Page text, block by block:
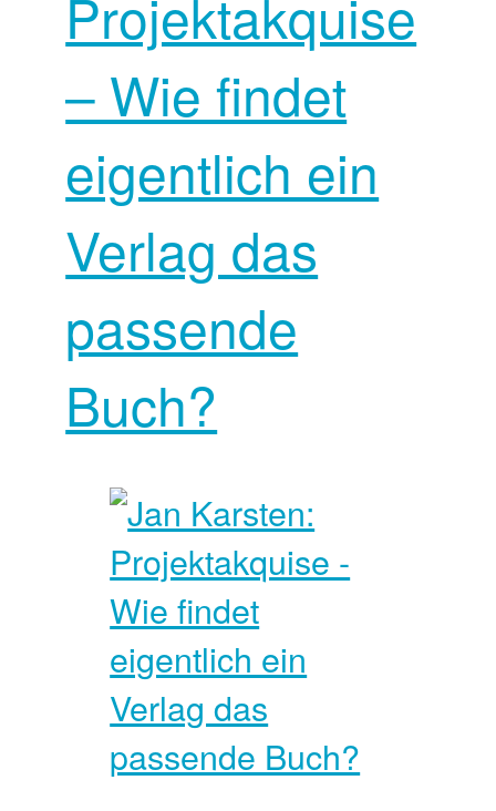
Projektakquise
– Wie findet
eigentlich ein
Verlag das
passende
Buch?